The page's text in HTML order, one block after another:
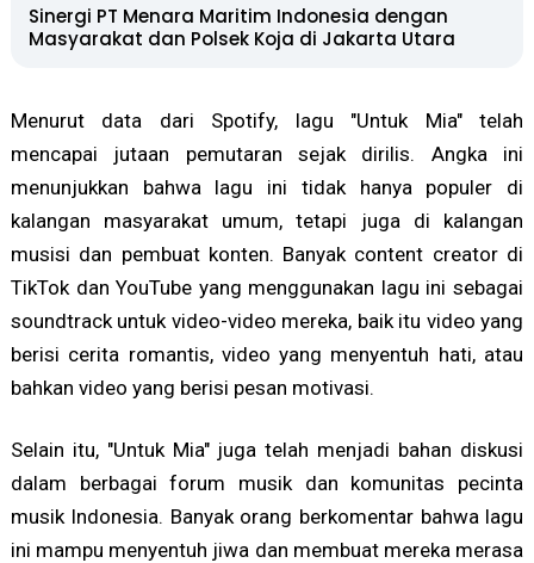
Sinergi PT Menara Maritim Indonesia dengan
Masyarakat dan Polsek Koja di Jakarta Utara
Menurut data dari Spotify, lagu "Untuk Mia" telah
mencapai jutaan pemutaran sejak dirilis. Angka ini
menunjukkan bahwa lagu ini tidak hanya populer di
kalangan masyarakat umum, tetapi juga di kalangan
musisi dan pembuat konten. Banyak content creator di
TikTok dan YouTube yang menggunakan lagu ini sebagai
soundtrack untuk video-video mereka, baik itu video yang
berisi cerita romantis, video yang menyentuh hati, atau
bahkan video yang berisi pesan motivasi.
Selain itu, "Untuk Mia" juga telah menjadi bahan diskusi
dalam berbagai forum musik dan komunitas pecinta
musik Indonesia. Banyak orang berkomentar bahwa lagu
ini mampu menyentuh jiwa dan membuat mereka merasa